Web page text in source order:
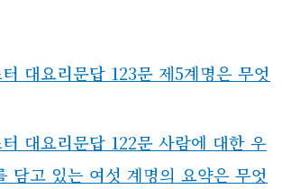
대요리문답 123문 제5계명은 무엇
대요리문답 122문 사람에 대한 우
담고 있는 여섯 계명의 요약은 무엇